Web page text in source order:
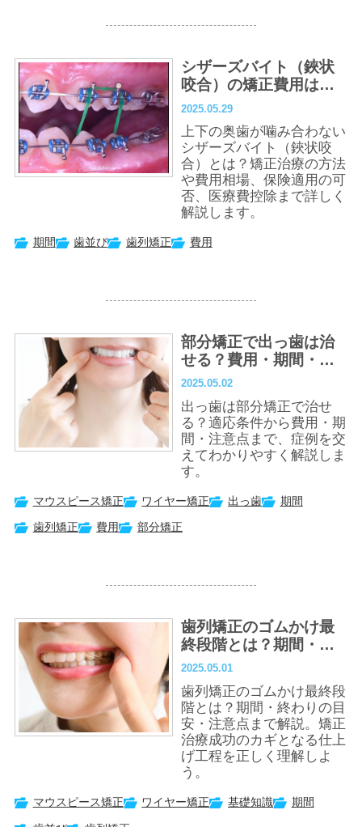
シザーズバイト（鋏状
咬合）の矯正費用は？
治療法・期間・保険適
用も解説
2025.05.29
上下の奥歯が噛み合わない
シザーズバイト（鋏状咬
合）とは？矯正治療の方法
や費用相場、保険適用の可
否、医療費控除まで詳しく
解説します。
期間 歯並び 歯列矯正 費用
部分矯正で出っ歯は治
せる？費用・期間・注
意点まで徹底解説
2025.05.02
出っ歯は部分矯正で治せ
る？適応条件から費用・期
間・注意点まで、症例を交
えてわかりやすく解説しま
す。
マウスピース矯正 ワイヤー矯正 出っ歯 期間
歯列矯正 費用 部分矯正
歯列矯正のゴムかけ最
終段階とは？期間・終
わりのサイン・注意点
2025.05.01
歯列矯正のゴムかけ最終段
階とは？期間・終わりの目
安・注意点まで解説。矯正
治療成功のカギとなる仕上
げ工程を正しく理解しよ
う。
マウスピース矯正 ワイヤー矯正 基礎知識 期間